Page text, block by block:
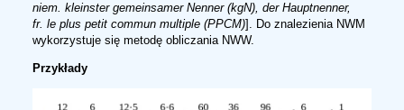
niem. kleinster gemeinsamer Nenner (kgN), der Hauptnenner,
fr. le plus petit commun multiple (PPCM)]. Do znalezienia NWM
wykorzystuje się metodę obliczania NWW.
Przykłady